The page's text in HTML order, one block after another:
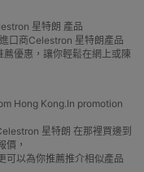
星特朗 產品
口商Celestron 星特朗產品
優惠，讓你輕鬆在網上或陳
Hong Kong.In promotion
星特朗 在那裡買邊到
價，
可以為你推薦推介相似產品